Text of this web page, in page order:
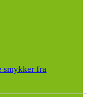
smykker fra